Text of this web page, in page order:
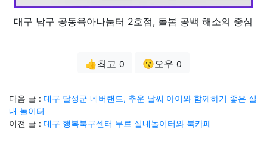
대구 남구 공동육아나눔터 2호점, 돌봄 공백 해소의 중심
👍최고 0 😗오우 0
다음 글 : 대구 달성군 네버랜드, 추운 날씨 아이와 함께하기 좋은 실
내 놀이터
이전 글 : 대구 행복북구센터 무료 실내놀이터와 북카페